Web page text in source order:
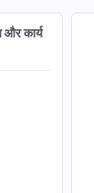
कार्य